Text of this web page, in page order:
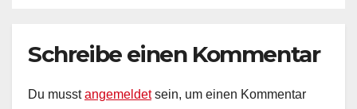
Schreibe einen Kommentar
Du musstangemeldetsein, um einen Kommentar